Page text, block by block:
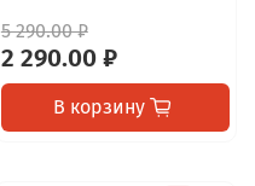
5 290.00 ₽
2 290.00 ₽
В корзину